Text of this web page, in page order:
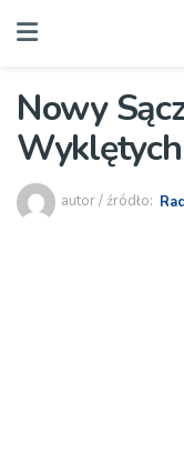
Nowy
Wyklętych
autor / źródło: